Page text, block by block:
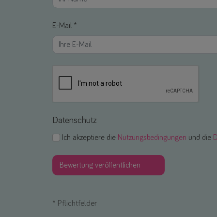
E-Mail *
Datenschutz
Ich akzeptiere die Nutzungsbedingungen und die
* Pflichtfelder